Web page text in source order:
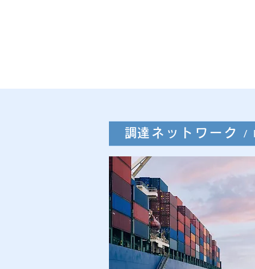
​調達ネットワーク /